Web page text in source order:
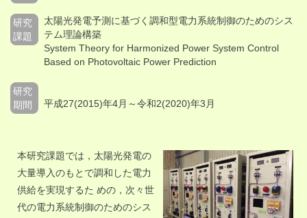
研究
課題
太陽光発電予測に基づく調和型電力系統制御のためのシス
テム理論構築
System Theory for Harmonized Power System Control
Based on Photovoltaic Power Prediction
研究
期間
平成27(2015)年4月～令和2(2020)年3月
本研究課題では，太陽光発電の
大量導入のもとで調和した電力
供給を実現するた めの，次々世
代の電力系統制御のためのシス